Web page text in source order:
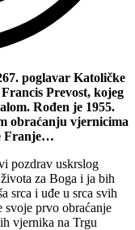
poglavar Katoličke
Prevost, kojeg
Rođen je 1955.
obraćanju vjernicima
Franje…
pozdrav uskrslog
za Boga i ja bih
srca i uđe u srca svih
svoje prvo obraćanje
vjernika na Trgu